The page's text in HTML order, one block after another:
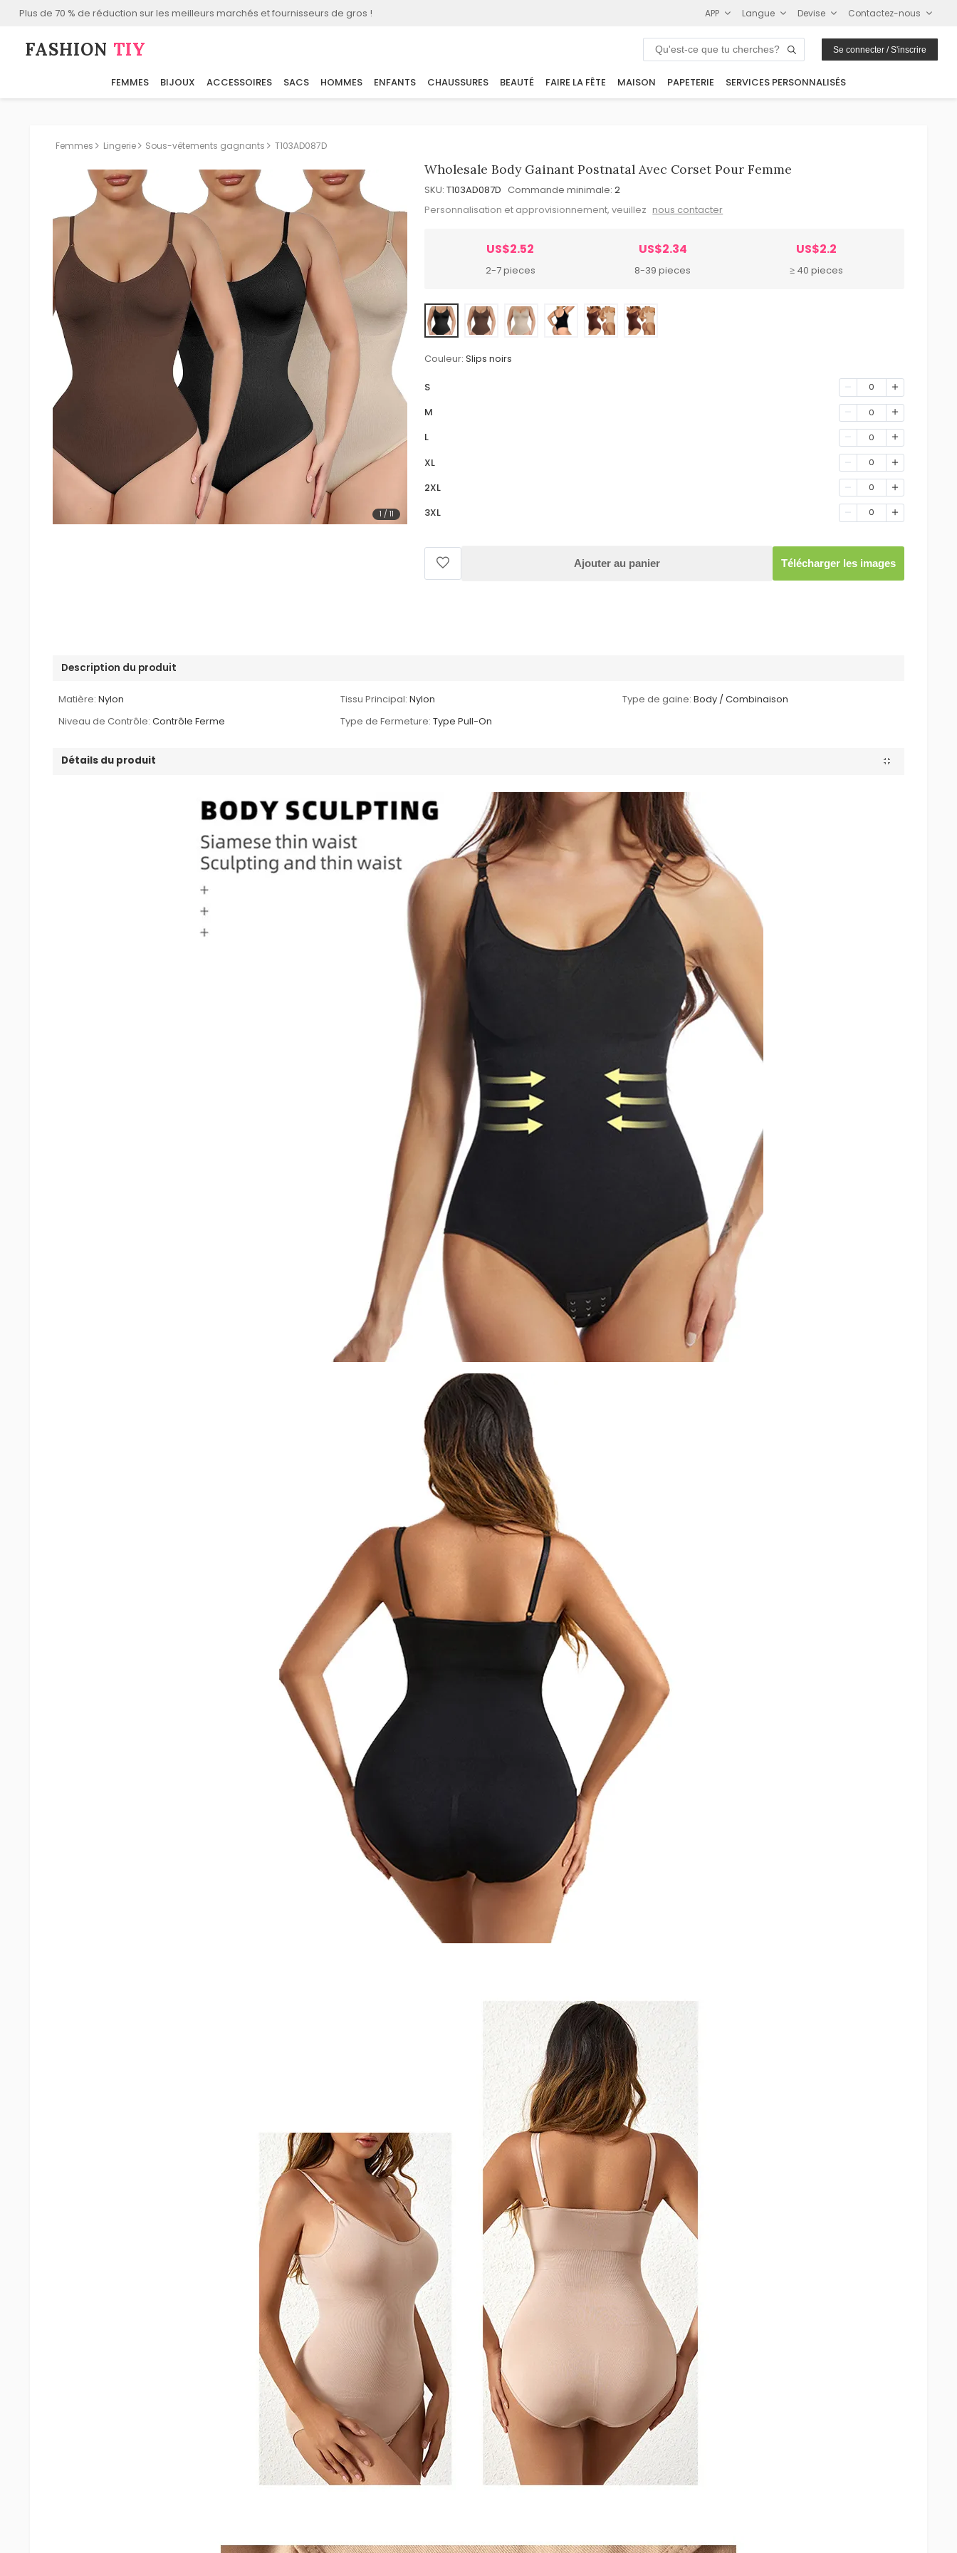
Plus de 70 % de réduction sur les meilleurs marchés et fournisseurs de gros ! APP Langue Devise Contactez-nous
FASHION⁠ TIY Se connecter / S'inscrire
FEMMES BIJOUX ACCESSOIRES SACS HOMMES ENFANTS CHAUSSURES BEAUTÉ FAIRE LA FÊTE MAISON PAPETERIE SERVICES PERSONNALISÉS
Femmes Lingerie Sous-vêtements gagnants T103AD087D
1 / 11
Wholesale Body Gainant Postnatal Avec Corset Pour Femme
SKU: T103AD087D Commande minimale: 2
Personnalisation et approvisionnement, veuillez nous contacter
US$2.52
2-7 pieces
US$2.34
8-39 pieces
US$2.2
≥ 40 pieces
Couleur: Slips noirs
S 0
M 0
L 0
XL 0
2XL 0
3XL 0
Ajouter au panier Télécharger les images
Description du produit
Matière: Nylon Tissu Principal: Nylon Type de gaine: Body / Combinaison
Niveau de Contrôle: Contrôle Ferme Type de Fermeture: Type Pull-On
Détails du produit